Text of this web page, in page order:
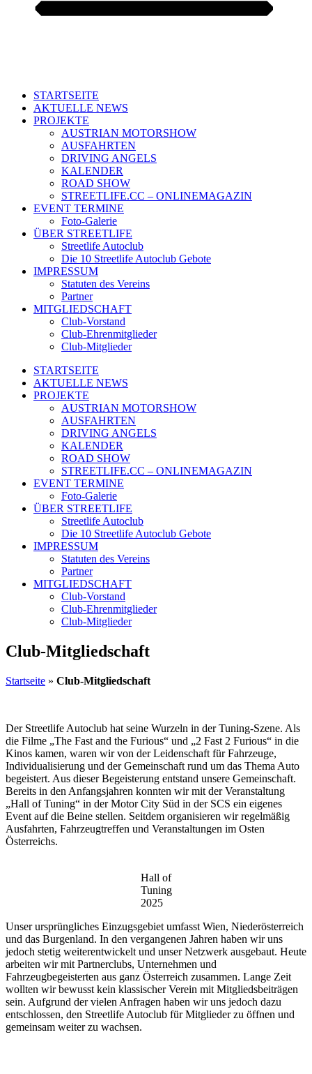
STARTSEITE
AKTUELLE NEWS
PROJEKTE
AUSTRIAN MOTORSHOW
AUSFAHRTEN
DRIVING ANGELS
KALENDER
ROAD SHOW
STREETLIFE.CC – ONLINEMAGAZIN
EVENT TERMINE
Foto-Galerie
ÜBER STREETLIFE
Streetlife Autoclub
Die 10 Streetlife Autoclub Gebote
IMPRESSUM
Statuten des Vereins
Partner
MITGLIEDSCHAFT
Club-Vorstand
Club-Ehrenmitglieder
Club-Mitglieder
STARTSEITE
AKTUELLE NEWS
PROJEKTE
AUSTRIAN MOTORSHOW
AUSFAHRTEN
DRIVING ANGELS
KALENDER
ROAD SHOW
STREETLIFE.CC – ONLINEMAGAZIN
EVENT TERMINE
Foto-Galerie
ÜBER STREETLIFE
Streetlife Autoclub
Die 10 Streetlife Autoclub Gebote
IMPRESSUM
Statuten des Vereins
Partner
MITGLIEDSCHAFT
Club-Vorstand
Club-Ehrenmitglieder
Club-Mitglieder
Club-Mitgliedschaft
Startseite » Club-Mitgliedschaft
Der Streetlife Autoclub hat seine Wurzeln in der Tuning-Szene. Als
die Filme „The Fast and the Furious“ und „2 Fast 2 Furious“ in die
Kinos kamen, waren wir von der Leidenschaft für Fahrzeuge,
Individualisierung und der Gemeinschaft rund um das Thema Auto
begeistert. Aus dieser Begeisterung entstand unsere Gemeinschaft.
Bereits in den Anfangsjahren konnten wir mit der Veranstaltung
„Hall of Tuning“ in der Motor City Süd in der SCS ein eigenes
Event auf die Beine stellen. Seitdem organisieren wir regelmäßig
Ausfahrten, Fahrzeugtreffen und Veranstaltungen im Osten
Österreichs.
Hall of
Tuning
2025
Unser ursprüngliches Einzugsgebiet umfasst Wien, Niederösterreich
und das Burgenland. In den vergangenen Jahren haben wir uns
jedoch stetig weiterentwickelt und unser Netzwerk ausgebaut. Heute
arbeiten wir mit Partnerclubs, Unternehmen und
Fahrzeugbegeisterten aus ganz Österreich zusammen. Lange Zeit
wollten wir bewusst kein klassischer Verein mit Mitgliedsbeiträgen
sein. Aufgrund der vielen Anfragen haben wir uns jedoch dazu
entschlossen, den Streetlife Autoclub für Mitglieder zu öffnen und
gemeinsam weiter zu wachsen.